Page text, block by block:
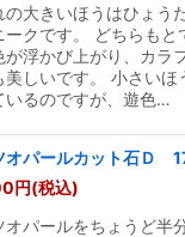
の大きいほうはひょう
ークです。 どちらもと
が浮かび上がり、カラ
美しいです。 小さいほ
いるのですが、遊色…
オパールカット石Ｄ
円(税込)
オパールをちょうど半